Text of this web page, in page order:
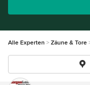
Alle Experten Zäune & Tore